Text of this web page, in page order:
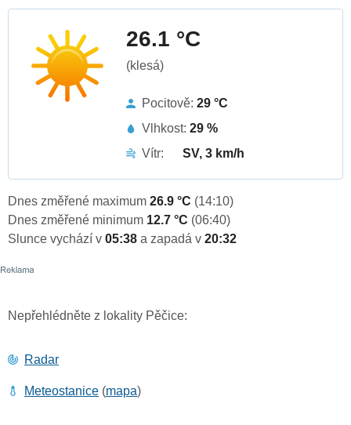
26.1 °C
(klesá)
Pocitově: 29 °C
Vlhkost: 29 %
Vítr:
SV, 3 km/h
Dnes změřené maximum 26.9 °C (14:10)
Dnes změřené minimum 12.7 °C (06:40)
Slunce vychází v 05:38 a zapadá v 20:32
Nepřehlédněte z lokality Pěčice:
Radar
Meteostanice (mapa)